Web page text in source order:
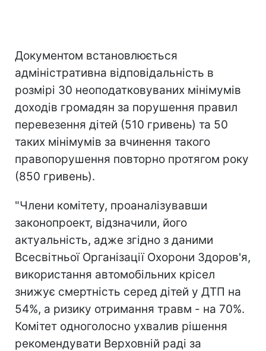
Документом встановлюється
адміністративна відповідальність в
розмірі 30 неоподатковуваних мінімумів
доходів громадян за порушення правил
перевезення дітей (510 гривень) та 50
таких мінімумів за вчинення такого
правопорушення повторно протягом року
(850 гривень).
"Члени комітету, проаналізувавши
законопроект, відзначили, його
актуальність, адже згідно з даними
Всесвітньої Організації Охорони Здоров'я,
використання автомобільних крісел
знижує смертність серед дітей у ДТП на
54%, а ризику отримання травм - на 70%.
Комітет одноголосно ухвалив рішення
рекомендувати Верховній раді за